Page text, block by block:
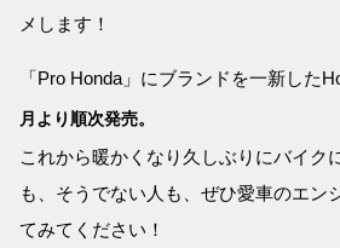
メします！
「Pro Honda」にブランドを一新した
月より順次発売。
これから暖かくなり久しぶりにバイク
も、そうでない人も、ぜひ愛車のエン
てみてください！